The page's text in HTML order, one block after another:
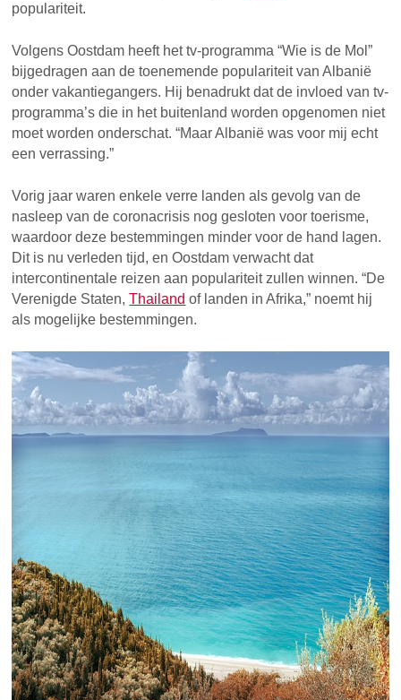
populariteit.
Volgens Oostdam heeft het tv-programma “Wie is de Mol”
bijgedragen aan de toenemende populariteit van Albanië
onder vakantiegangers. Hij benadrukt dat de invloed van tv-
programma’s die in het buitenland worden opgenomen niet
moet worden onderschat. “Maar Albanië was voor mij echt
een verrassing.”
Vorig jaar waren enkele verre landen als gevolg van de
nasleep van de coronacrisis nog gesloten voor toerisme,
waardoor deze bestemmingen minder voor de hand lagen.
Dit is nu verleden tijd, en Oostdam verwacht dat
intercontinentale reizen aan populariteit zullen winnen. “De
Verenigde Staten,Thailand of landen in Afrika,” noemt hij
als mogelijke bestemmingen.